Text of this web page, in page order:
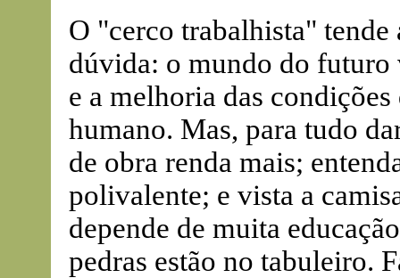
O "cerco trabalhista" tende
dúvida: o mundo do futuro
e a melhoria das
humano. Mas, para tudo
de obra renda mais;
polivalente; e vista a
depende de muita
pedras estão no tabuleiro.